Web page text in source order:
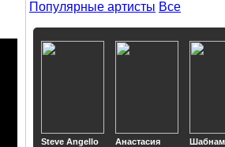
Популярные артисты Все
Steve Angello
Анастасия